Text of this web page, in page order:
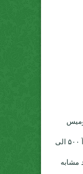
میباشد و توسط دستگاه دانه بندی شده و در اختیار مصرف کنندگان قرار میگیرد. مشخصات کلیدی *پوکه معدنی (پوکه.com) قروه بسیار سبک و با دوام (دارای وزن حجمی حدودآ ۵۰۰ الی
مشابه